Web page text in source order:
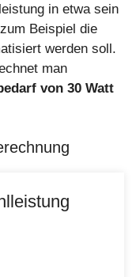
in etwa sein
Beispiel die
werden soll.
man
von 30 Watt